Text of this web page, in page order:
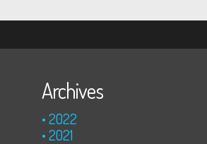
Archives
2022
2021